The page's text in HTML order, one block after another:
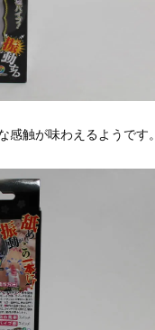
感触が味わえるようです。